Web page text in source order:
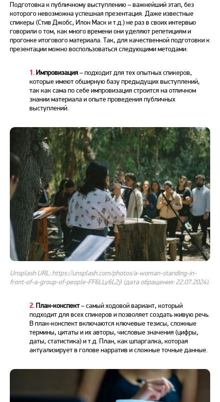
Подготовка к публичному выступлению – важнейший этап, без
которого невозможна успешная презентация. Даже известные
спикеры (Стив Джобс, Илон Маск и т.д.) не раз в своих интервью
говорили о том, как много времени они уделяют репетициям и
прогонке итогового материала. Так, для качественной подготовки к
презентации можно воспользоваться следующими методами:
1. Импровизация– подходит для тех опытных спикеров,
которые имеют обширную базу предыдущих выступлений,
так как сама по себе импровизация строится на отличном
знании материала и опыте проведения публичных
выступлений.
Unsplash URL: https://unsplash.com/photos/a-woman-standing-in-
front-of-a-group-of-people-FF6LLy6L2jI (дата обращения: 22.07.2024).
2.План-конспект– самый ходовой вариант, который
подходит для всех спикеров и позволяет создать живуюречь
В план-конспект включаются ключевые тезисы, сложные
термины, цитаты и их авторы, числовые значения (цифры,
даты, статистика) и т.д. План, как шпаргалка, которая
актуализирует в голове нарратив и сложные точные данные.